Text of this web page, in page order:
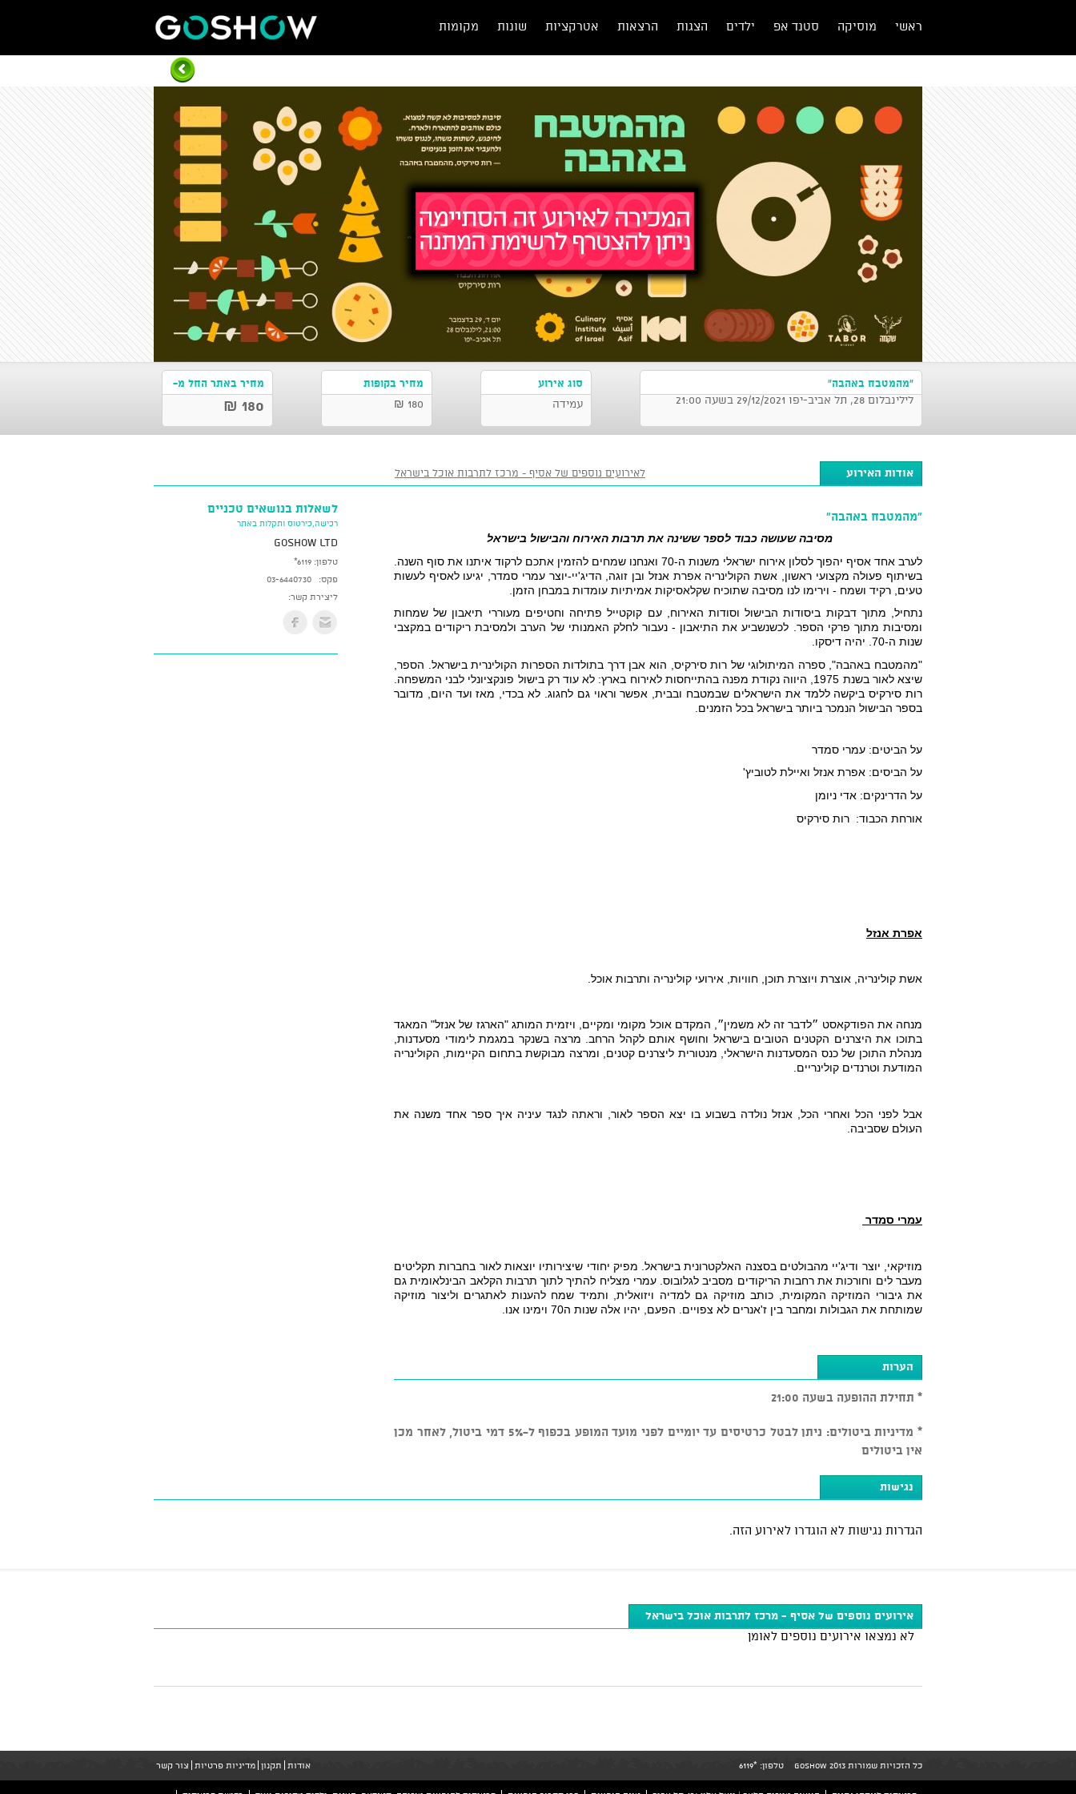
ראשי מוסיקה סטנד אפ ילדים הצגות הרצאות אטרקציות שונות מקומות
"מהמטבח באהבה"
לילינבלום 28, תל אביב-יפו 29/12/2021 בשעה 21:00
סוג אירוע
עמידה
מחיר בקופות
180 ₪
מחיר באתר החל מ-
180 ₪
אודות האירוע לאירועים נוספים של אסיף - מרכז לתרבות אוכל בישראל
"מהמטבח באהבה"
מסיבה שעושה כבוד לספר ששינה את תרבות האירוח והבישול בישראל
טעים, רקיד ושמח - וירימו לנו מסיבה שתוכיח שקלאסיקות אמיתיות עומדות במבחן הזמן.
שנות ה-70. יהיה דיסקו.
"מהמטבח באהבה"
בספר הבישול הנמכר ביותר בישראל בכל הזמנים.
על הביטים: עמרי סמדר
על הביסים: אפרת אנזל ואיילת לטוביץ'
על הדרינקים: אדי ניומן
אורחת הכבוד:  רות סירקיס
אפרת אנזל
אשת קולינריה, אוצרת ויוצרת תוכן, חוויות, אירועי קולינריה ותרבות אוכל.
המודעת וטרנדים קולינריים.
העולם שסביבה.
עמרי סמדר
שמותחת את הגבולות ומחבר בין ז'אנרים לא צפויים. הפעם, יהיו אלה שנות ה70 וימינו אנו.
הערות
* תחילת ההופעה בשעה 21:00
* מדיניות ביטולים: ניתן לבטל כרטיסים עד יומיים לפני מועד המופע בכפוף ל-5% דמי ביטול, לאחר מכן
אין ביטולים
לשאלות בנושאים טכניים
רכישה,כירטוס ותקלות באתר
GoShow LTD
טלפון: *6119
פקס:
03-6440730
ליצירת קשר:
נגישות
הגדרות נגישות לא הוגדרו לאירוע הזה.
אירועים נוספים של אסיף - מרכז לתרבות אוכל בישראל
לא נמצאו אירועים נוספים לאומן
כל הזכויות שמורות GoShow 2013 טלפון: *6119 אודות תקנון מדיניות פרטיות צור קשר